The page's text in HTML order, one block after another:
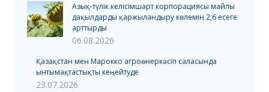
Азық-түлік келісімшарт корпорациясы майлы
дақылдарды қаржыландыру көлемін 2,6 есеге
арттырды
06.08.2026
Қазақстан мен Марокко агроөнеркәсіп саласында
ынтымақтастықты кеңейтуде
23.07.2026